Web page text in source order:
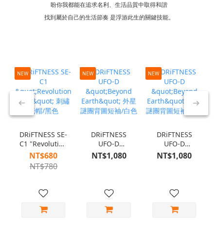
盼你我都能在追求名利、生活品質中取得和諧
找到屬於自己的生活節奏 是浮游此生的關鍵技能。
NEW
DRiFTNESS SE-
C1 "Revolution
Club" 刺繡老
帽/黑色
NT$680
NT$780
NEW
DRiFTNESS
UFO-D
"Beyond
Earth" 外星謎
NT$1,080
NEW
DRiFTNESS
UFO-D
"Beyond
Earth" 外星謎
NT$1,080